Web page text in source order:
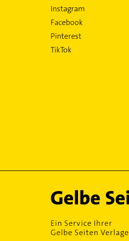
Instagram
Facebook
Pinterest
TikTok
Ein Service Ihrer
Gelbe Seiten Verlage